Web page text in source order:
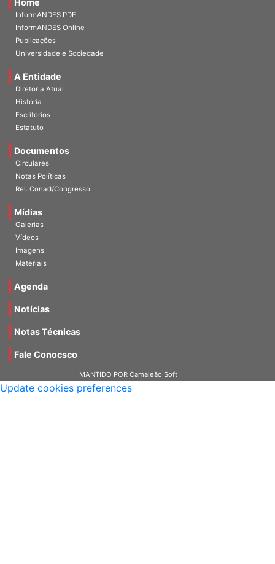
Home
InformANDES PDF
InformANDES Online
Publicações
Universidade e Sociedade
A Entidade
Diretoria Atual
História
Escritórios
Estatuto
Documentos
Circulares
Notas Políticas
Rel. Conad/Congresso
Mídias
Galerias
Vídeos
Imagens
Materiais
Agenda
Notícias
Notas Técnicas
Fale Conocsco
MANTIDO POR Camaleão Soft
Update cookies preferences